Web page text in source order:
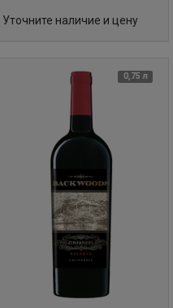
Уточните наличие и цену
0,75 л